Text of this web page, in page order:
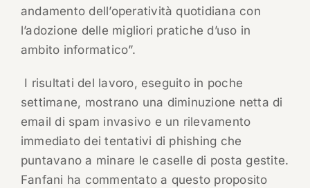
andamento dell’operatività quotidiana con
l’adozione delle migliori pratiche d’uso in
ambito informatico”.
I risultati del lavoro, eseguito in poche
settimane, mostrano una diminuzione netta di
email di spam invasivo e un rilevamento
immediato dei tentativi di phishing che
puntavano a minare le caselle di posta gestite.
Fanfani ha commentato a questo proposito